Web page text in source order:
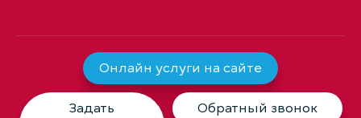
Онлайн услуги на сайте
Задать
Обратный звонок